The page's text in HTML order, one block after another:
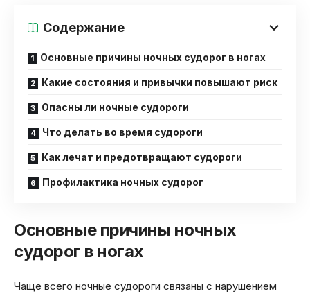
Содержание
Основные причины ночных судорог в ногах
Какие состояния и привычки повышают риск
Опасны ли ночные судороги
Что делать во время судороги
Как лечат и предотвращают судороги
Профилактика ночных судорог
Основные причины ночных
судорог в ногах
Чаще всего ночные судороги связаны с нарушением